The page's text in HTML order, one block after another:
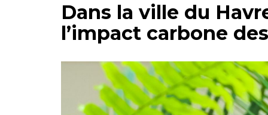
Dans la ville du
l’impact carbone